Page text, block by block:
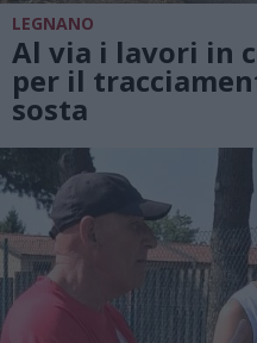
LEGNANO
Al via i lavori in
per il
sosta